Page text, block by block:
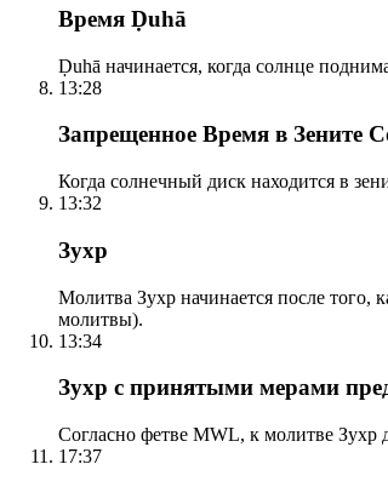
Время Ḍuhā
Ḍuhā начинается, когда солнце
13:28
Запрещенное Время в Зените
Когда солнечный диск находится в
13:32
Зухр
Молитва Зухр начинается после того,
молитвы).
13:34
Зухр с принятыми мерами
Согласно фетве MWL, к молитве Зухр
17:37